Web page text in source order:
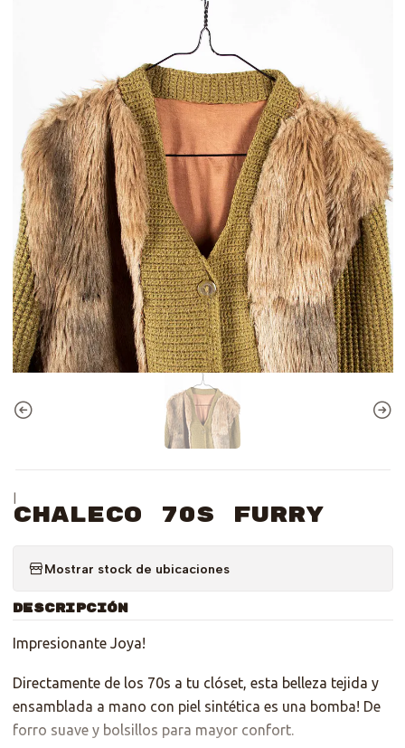
|
Chaleco 70s Furry
Mostrar stock de ubicaciones
DESCRIPCIÓN
Impresionante Joya!
Directamente de los 70s a tu clóset, esta belleza tejida y
ensamblada a mano con piel sintética es una bomba! De
forro suave y bolsillos para mayor confort.